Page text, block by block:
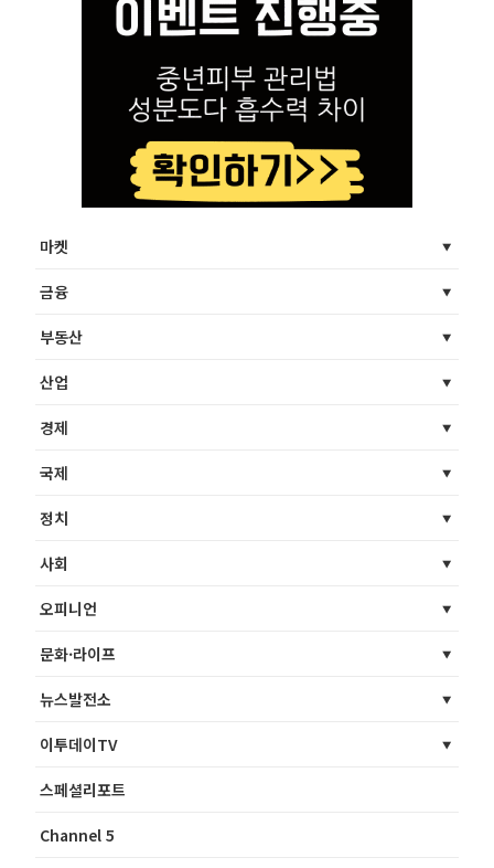
마켓
금융
부동산
산업
경제
국제
정치
사회
오피니언
문화·라이프
뉴스발전소
이투데이TV
스페셜리포트
Channel 5